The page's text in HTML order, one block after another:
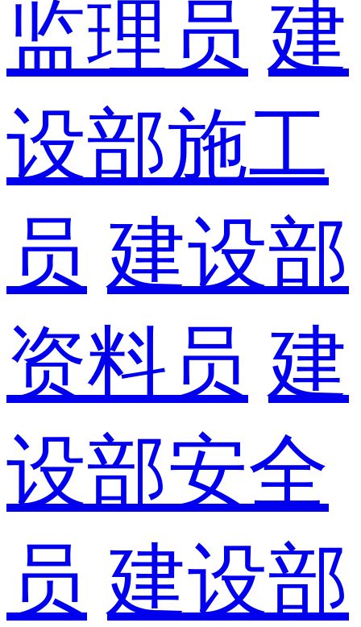
监理员 建
设部施工
员 建设部
资料员 建
设部安全
员 建设部